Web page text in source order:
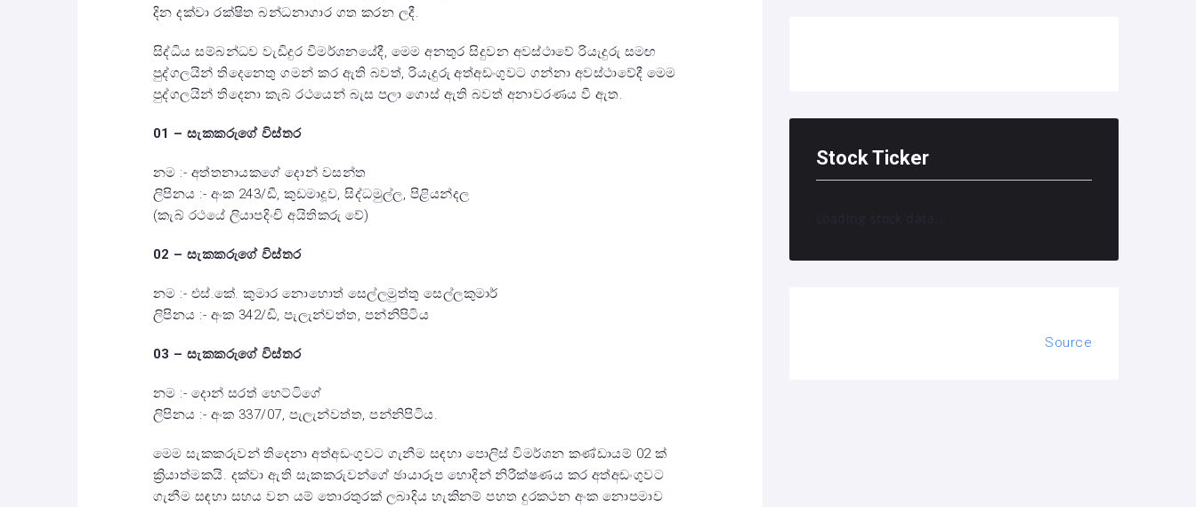
දින දක්වා රක්ෂිත බන්ධනාගාර ගත කරන ලදී.
සිද්ධිය සම්බන්ධව වැඩිදුර විමර්ශනයේදී, මෙම අනතුර සිදුවන අවස්ථාවේ රියැදුරු සමඟ
පුද්ගලයින් තිදෙනෙතු ගමන් කර ඇති බවත්, රියැදුරු අත්අඩංගුවට ගන්නා අවස්ථාවේදී මෙම
පුද්ගලයින් තිදෙනා කැබ් රථයෙන් බැස පලා ගොස් ඇති බවත් අනාවරණය වී ඇත.
01 – සැකකරුගේ විස්තර
නම :- අත්තනායකගේ දොන් වසන්ත
ලිපිනය :- අංක 243/ඩී, කුඩමාදූව, සිද්ධමුල්ල, පිළියන්දල
(කැබ් රථයේ ලියාපදිංචි අයිතිකරු වේ)
02 – සැකකරුගේ විස්තර
නම :- එස්.කේ. කුමාර නොහොත් සෙල්ලමුත්තු සෙල්ලකුමාර්
ලිපිනය :- අංක 342/ඩි, පැලැන්වත්ත, පන්නිපිටිය
03 – සැකකරුගේ විස්තර
නම :- දොන් සරත් හෙට්ටිගේ
ලිපිනය :- අංක 337/07, පැලැන්වත්ත, පන්නිපිටිය.
මෙම සැකකරුවන් තිදෙනා අත්අඩංගුවට ගැනීම සඳහා පොලිස් විමර්ශන කණ්ඩායම් 02 ක්
ක්‍රියාත්මකයි. දක්වා ඇති සැකකරුවන්ගේ ඡායාරූප හොදින් නිරීක්ෂණය කර අත්අඩංගුවට
ගැනීම සඳහා සහය වන යම් තොරතුරක් ලබාදිය හැකිනම් පහත දුරකථන අංක නොපමාව
Stock Ticker
Loading stock data...
Source